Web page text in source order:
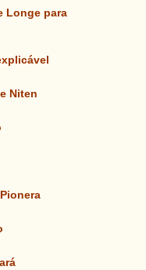
Longe para
Niten